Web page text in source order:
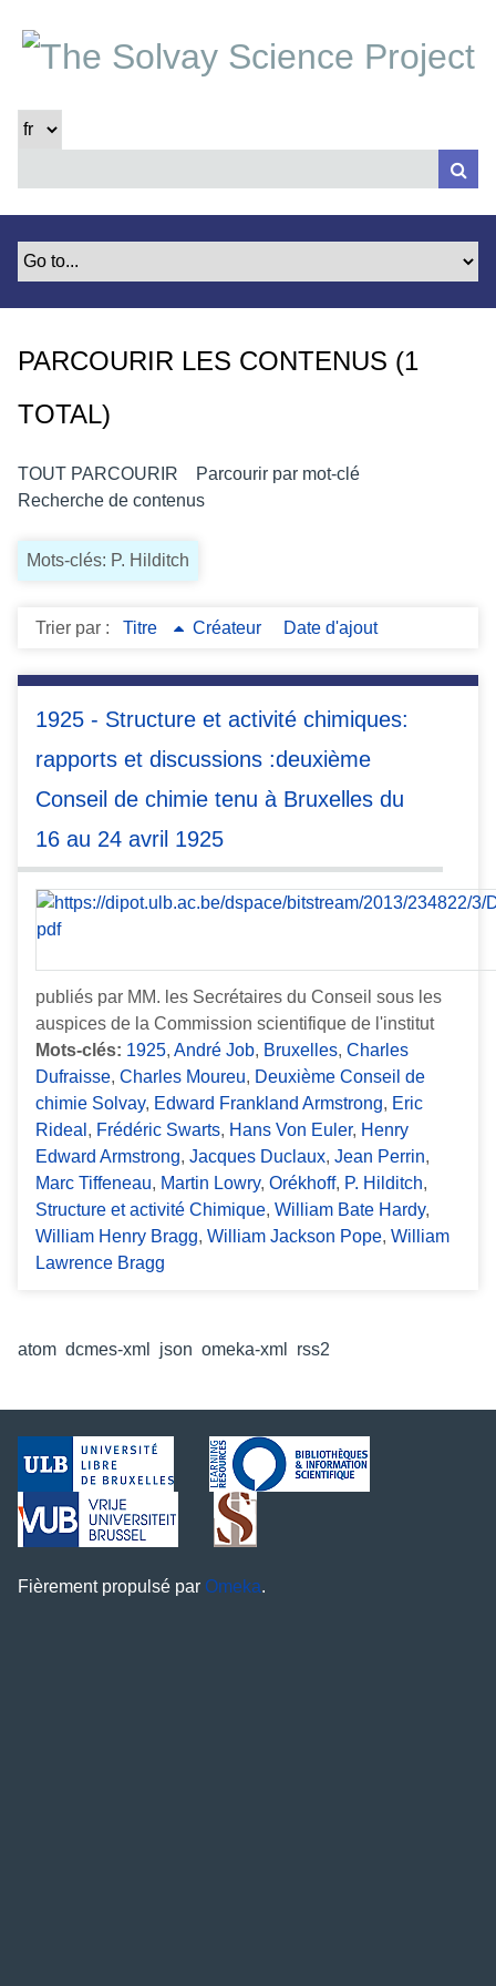
t
PARCOURIR LES CONTENUS (1
TOTAL)
TOUT PARCOURIR
Parcourir par mot-clé
Recherche de contenus
Mots-clés: P. Hilditch
Trier par : Titre Créateur Date d'ajout
1925 - Structure et activité chimiques:
rapports et discussions :deuxième
Conseil de chimie tenu à Bruxelles du
16 au 24 avril 1925
publiés par MM. les Secrétaires du Conseil sous les
auspices de la Commission scientifique de l'institut
Mots-clés: 1925, André Job, Bruxelles, Charles
Dufraisse, Charles Moureu, Deuxième Conseil de
chimie Solvay, Edward Frankland Armstrong, Eric
Rideal , Frédéric Swarts, Hans Von Euler, Henry
Edward Armstrong, Jacques Duclaux, Jean Perrin,
Marc Tiffeneau, Martin Lowry, Orékhoff, P. Hilditch,
Structure et activité Chimique, William Bate Hardy,
William Henry Bragg, William Jackson Pope, William
Lawrence Bragg
atom dcmes-xml json omeka-xml rss2
Fièrement propulsé par Omeka.